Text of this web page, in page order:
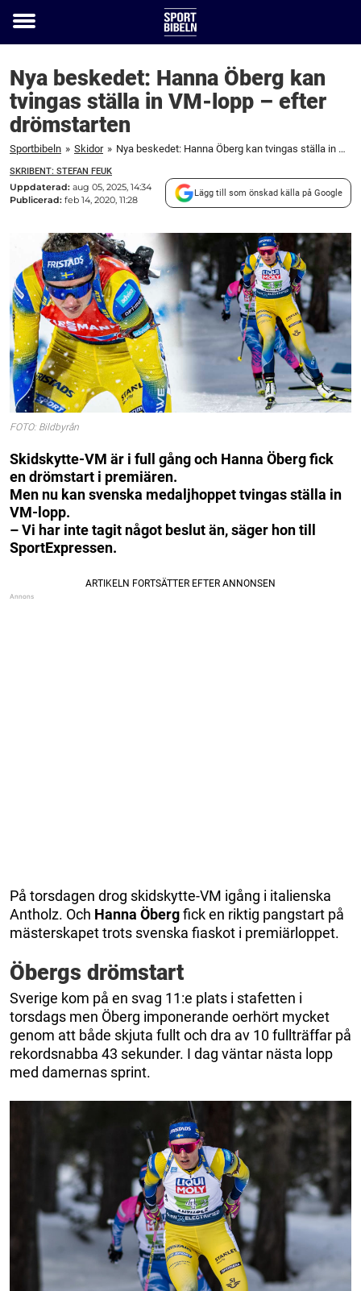
Toggle
Nya beskedet: Hanna Öberg kan
tvingas ställa in VM-lopp – efter
drömstarten
Sportbibeln » Skidor » Nya beskedet: Hanna Öberg kan tvingas ställa in VM-lopp – efter drömstarten
SKRIBENT: STEFAN FEUK
Uppdaterad: aug 05, 2025, 14:34
Publicerad: feb 14, 2020, 11:28
Lägg till som önskad källa på Google
FOTO: Bildbyrån
Skidskytte-VM är i full gång och Hanna Öberg fick
en drömstart i premiären.
Men nu kan svenska medaljhoppet tvingas ställa in
VM-lopp.
– Vi har inte tagit något beslut än, säger hon till
SportExpressen.
På torsdagen drog skidskytte-VM igång i italienska
Antholz. Och Hanna Öbergfick en riktig pangstart på
mästerskapet trots svenska fiaskot i premiärloppet.
Öbergs drömstart
Sverige kom på en svag 11:e plats i stafetten i
torsdags men Öberg imponerande oerhört mycket
genom att både skjuta fullt och dra av 10 fullträffar på
rekordsnabba 43 sekunder. I dag väntar nästa lopp
med damernas sprint.